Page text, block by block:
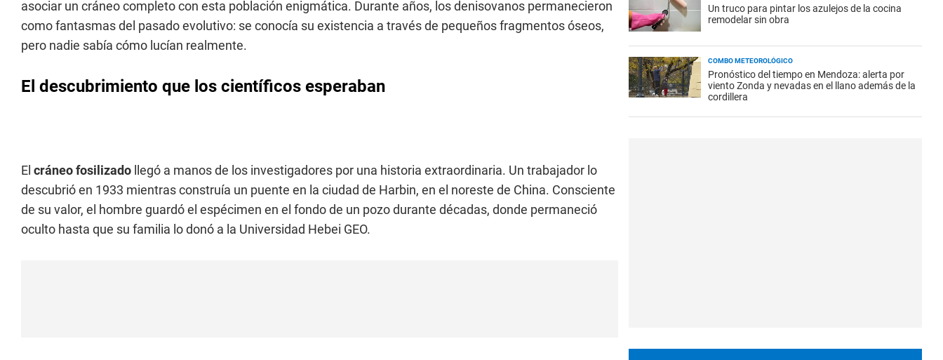
asociar un cráneo completo con esta población enigmática. Durante años, los denisovanos permanecieron
como fantasmas del pasado evolutivo: se conocía su existencia a través de pequeños fragmentos óseos,
pero nadie sabía cómo lucían realmente.
El descubrimiento que los científicos esperaban
El cráneo fosilizado llegó a manos de los investigadores por una historia extraordinaria. Un trabajador lo
descubrió en 1933 mientras construía un puente en la ciudad de Harbin, en el noreste de China. Consciente
de su valor, el hombre guardó el espécimen en el fondo de un pozo durante décadas, donde permaneció
oculto hasta que su familia lo donó a la Universidad Hebei GEO.
Un truco para pintar los azulejos de la cocina
remodelar sin obra
COMBO METEOROLÓGICO
Pronóstico del tiempo en Mendoza: alerta por
viento Zonda y nevadas en el llano además de la
cordillera